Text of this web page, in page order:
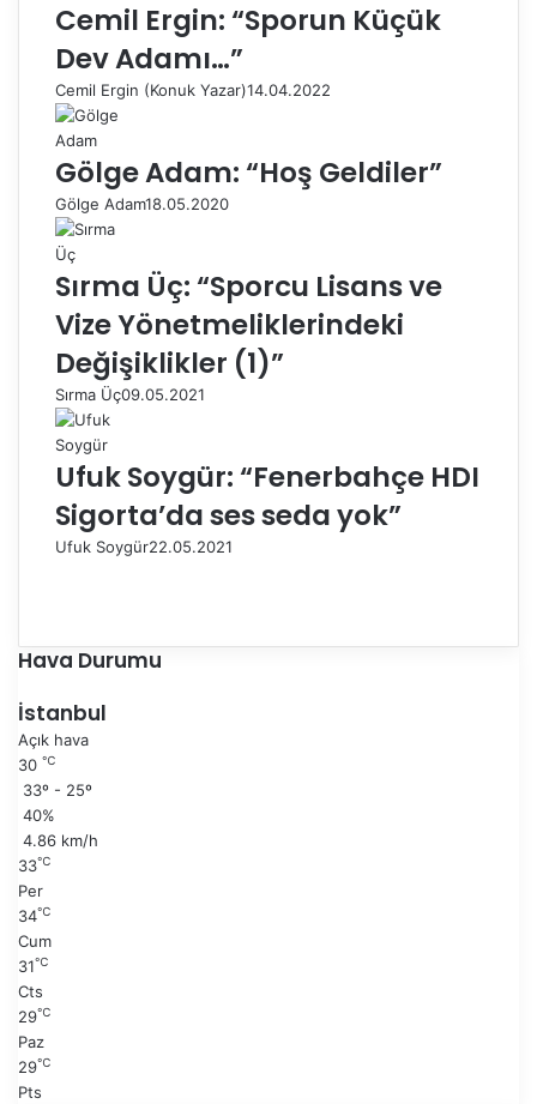
Cemil Ergin: “Sporun Küçük
Dev Adamı…”
Cemil Ergin (Konuk Yazar)14.04.2022
Gölge Adam: “Hoş Geldiler”
Gölge Adam18.05.2020
Sırma Üç: “Sporcu Lisans ve
Vize Yönetmeliklerindeki
Değişiklikler (1)”
Sırma Üç09.05.2021
Ufuk Soygür: “Fenerbahçe HDI
Sigorta’da ses seda yok”
Ufuk Soygür22.05.2021
e
k
s
a
n
k
i
f
Hava Durumu
İstanbul
Açık hava
30 ℃
33º - 25º
40%
4.86 km/h
33℃
Per
34℃
Cum
31℃
Cts
29℃
Paz
29℃
Pts